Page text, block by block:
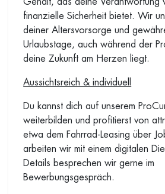
finanzielle Sicherheit bietet. Wir
deiner Altersvorsorge und
Urlaubstage, auch während der
deine Zukunft am Herzen liegt.
Aussichtsreich & individuell
Du kannst dich auf unserem
weiterbilden und profitierst von
etwa dem Fahrrad-Leasing über
arbeiten wir mit einem digitalen
Details besprechen wir gerne im
Bewerbungsgespräch.